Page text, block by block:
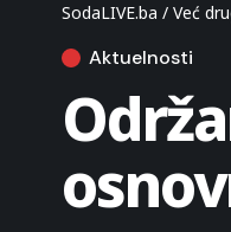
SodaLIVE.ba / Već
Aktuelnosti